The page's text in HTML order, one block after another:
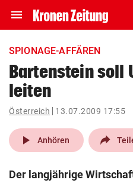
menu Navigation
ein-/ausklappen
account_circle Anmelden
pin_drop
Wien
SPIONAGE-AFFÄREN
Bartenstein soll
leiten
Österreich 13.07.2009 17:55
play_arrow Anhören
Der langjährige